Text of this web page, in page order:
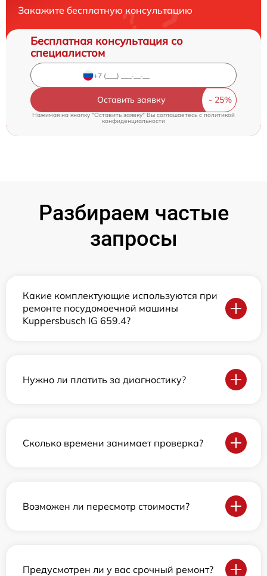
Закажите бесплатную консультацию
Бесплатная консультация со
специалистом
Оставить заявку
Нажимая на кнопку "Оставить заявку" Вы соглашаетесь cполитикой
конфиденциальности
Разбираем частые
запросы
Какие комплектующие используются при
ремонте посудомоечной машины
Kuppersbusch IG 659.4?
Нужно ли платить за диагностику?
Сколько времени занимает проверка?
Возможен ли пересмотр стоимости?
Предусмотрен ли у вас срочный ремонт?